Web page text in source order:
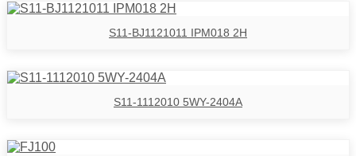
S11-BJ1121011 IPM018 2H
S11-1112010 5WY-2404A